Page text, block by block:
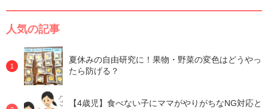
人気の記事
夏休みの自由研究に！果物・野菜の変色はどうやっ
たら防げる？
【4歳児】食べない子にママがやりがちなNG対応と